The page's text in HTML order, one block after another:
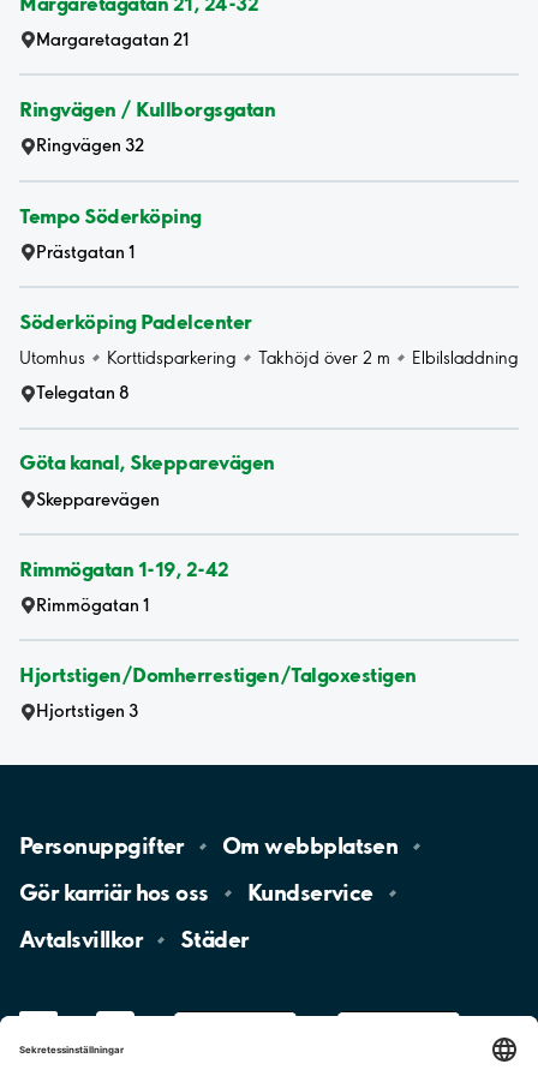
Margaretagatan 21
Ringvägen / Kullborgsgatan
Ringvägen 32
Tempo Söderköping
Prästgatan 1
Söderköping Padelcenter
Utomhus Korttidsparkering Takhöjd över 2 m
Elbilsladdning
Telegatan 8
Göta kanal, Skepparevägen
Skepparevägen
Rimmögatan 1-19, 2-42
Rimmögatan 1
Hjortstigen/Domherrestigen/Talgoxestigen
Hjortstigen 3
Personuppgifter Omwebbplatsen
Gör karriär hososs
Kundservice
Avtalsvillkor
Städer